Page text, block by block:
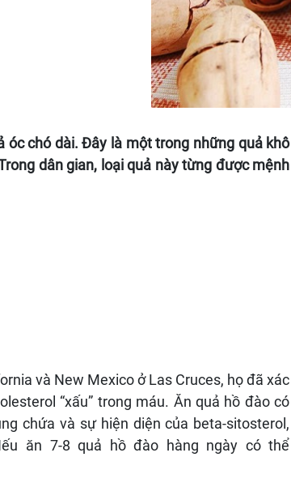
óc chó dài. Đây là một trong những quả khô
dân gian, loại quả này từng được mệnh
và New Mexico ở Las Cruces, họ đã xác
“xấu” trong máu. Ăn quả hồ đào có
chứa và sự hiện diện của beta-sitosterol,
ăn 7-8 quả hồ đào hàng ngày có thể